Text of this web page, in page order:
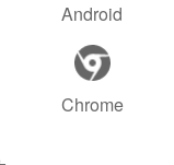
Android
Chrome